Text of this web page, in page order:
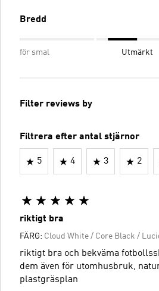
Bredd
för smal Utmärkt
Filter reviews by
Filtrera efter antal stjärnor
5 4 3 2
riktigt bra
FÄRG: Cloud White / Core Black /
riktigt bra och bekväma
dem även för utomhusbruk,
plastgräsplan